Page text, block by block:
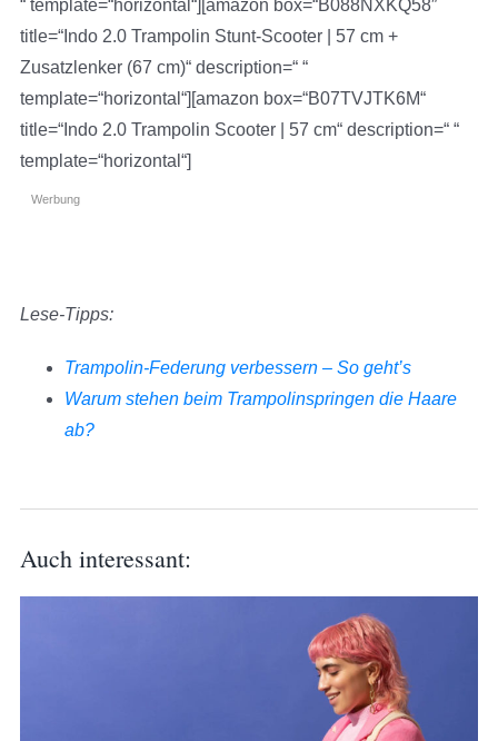
“ template=“horizontal“][amazon box=“B088NXKQ58″
title=“Indo 2.0 Trampolin Stunt-Scooter | 57 cm +
Zusatzlenker (67 cm)“ description=“ “
template=“horizontal“][amazon box=“B07TVJTK6M“
title=“Indo 2.0 Trampolin Scooter | 57 cm“ description=“ “
template=“horizontal“]
Werbung
Lese-Tipps:
Trampolin-Federung verbessern – So geht’s
Warum stehen beim Trampolinspringen die Haare
ab?
Auch interessant: